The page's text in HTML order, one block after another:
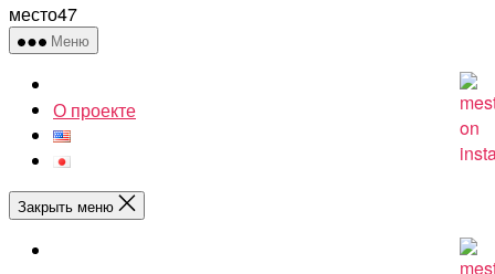
место47
Меню
О проекте
Закрыть меню